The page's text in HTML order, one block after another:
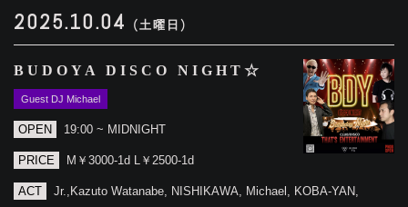
2025.10.04 (土曜日)
BUDOYA DISCO NIGHT☆
Guest DJ Michael
OPEN 19:00 ~ MIDNIGHT
PRICE M￥3000-1d L￥2500-1d
ACT
Jr.,Kazuto Watanabe, NISHIKAWA, Michael, KOBA-YAN,